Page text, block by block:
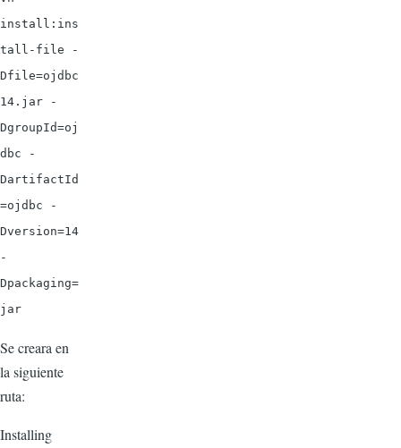
install:ins
tall-file -
Dfile=ojdbc
14.jar -
DgroupId=oj
dbc -
DartifactId
=ojdbc -
Dversion=14
-
Dpackaging=
jar
Se creara en
la siguiente
ruta:
Installing